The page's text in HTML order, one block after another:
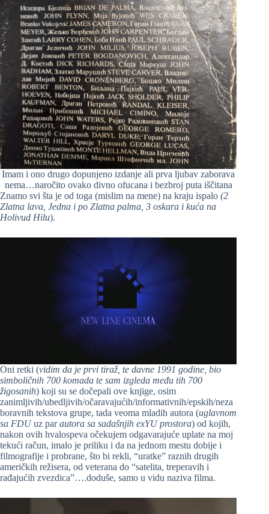
Imam i ono drugo dopunjeno izdanje ali prva ljubav zaborava
nema…naročito ovako divno ofucana i bezbroj puta iščitana
Znamo svi šta je od toga (mislim na mene) na kraju ispalo (2
Zlatna lava, Jedna i po Zlatna palma, 3 oskara i kuća na
Holivud Hilu).
Oni retki (vidim da je prvi tiraž, te davne 1991 godine, bio
simboličnih 700 komada te sam izgleda među tih 700
žigosanih) koji su se dočepali ove knjige, osim
zanimljivih/ubedljivih/očaravajućih/informativnih/epskih/neza
boravnih tekstova grupe, tada veoma mladih autora (uglavnom
sa FDUuz parautora sa sadašnjih exYU prostora) od kojih,
nakon ovih hvalospeva očekujem odgavarajuće uplate na moj
tekući račun, imalo je priliku i da na jednom mestu dobije i
filmografije i probrane, što bi rekli, “uratke” raznih drugih
američkih režisera, od veterana do “satelita, treperavih i
rađajućih zvezdica”….doduše, samo u vidu naziva filma.